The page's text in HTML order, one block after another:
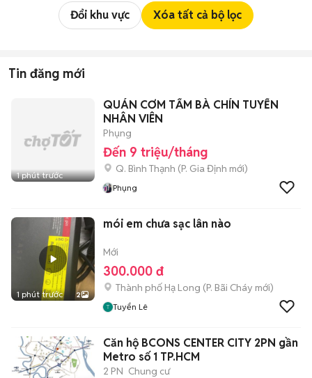
Đổi khu vực Xóa tất cả bộ lọc
Tin đăng mới
1 phút trước
QUÁN CƠM TẤM BÀ CHÍN TUYỂN
NHÂN VIÊN
Phụng
Đến 9 triệu/tháng
Q. Bình Thạnh (P. Gia Định mới)
Phụng
1 phút trước 2
mói em chưa sạc lân nào
Mới
300.000 đ
Thành phố Hạ Long (P. Bãi Cháy mới)
Tuyển Lê
Căn hộ BCONS CENTER CITY 2PN gần
Metro số 1 TP.HCM
2 PN Chung cư